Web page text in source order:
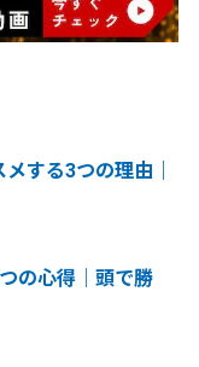
する3つの理由｜
の心得｜頭で勝